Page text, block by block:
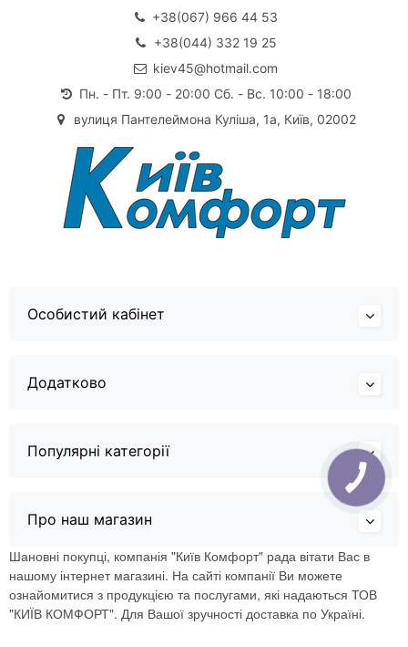
+38(067) 966 44 53
+38(044) 332 19 25
kiev45@hotmail.com
Пн. - Пт. 9:00 - 20:00 Сб. - Вс. 10:00 - 18:00
вулиця Пантелеймона Куліша, 1а, Київ, 02002
Особистий кабінет
Додатково
Популярні категорії
Про наш магазин
Шановні покупці, компанія "Київ Комфорт" рада вітати Вас в
нашому інтернет магазині. На сайті компанії Ви можете
ознайомитися з продукцією та послугами, які надаються ТОВ
"КИЇВ КОМФОРТ". Для Вашої зручності доставка по Україні.